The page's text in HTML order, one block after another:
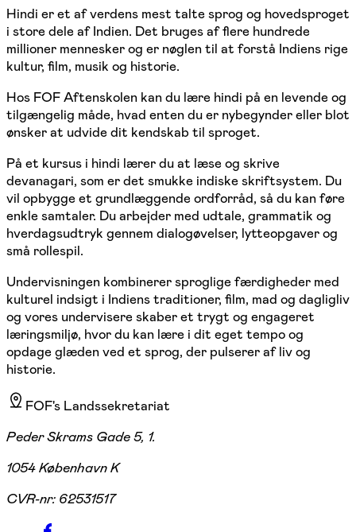
Hindi er et af verdens mest talte sprog og hovedsproget
i store dele af Indien. Det bruges af flere hundrede
millioner mennesker og er nøglen til at forstå Indiens rige
kultur, film, musik og historie.
Hos FOF Aftenskolen kan du lære hindi på en levende og
tilgængelig måde, hvad enten du er nybegynder eller blot
ønsker at udvide dit kendskab til sproget.
På et kursus i hindi lærer du at læse og skrive
devanagari, som er det smukke indiske skriftsystem. Du
vil opbygge et grundlæggende ordforråd, så du kan føre
enkle samtaler. Du arbejder med udtale, grammatik og
hverdagsudtryk gennem dialogøvelser, lytteopgaver og
små rollespil.
Undervisningen kombinerer sproglige færdigheder med
kulturel indsigt i Indiens traditioner, film, mad og dagligliv
og vores undervisere skaber et trygt og engageret
læringsmiljø, hvor du kan lære i dit eget tempo og
opdage glæden ved et sprog, der pulserer af liv og
historie.
FOF's Landssekretariat
Peder Skrams Gade 5, 1.
1054 København K
CVR-nr: 62531517